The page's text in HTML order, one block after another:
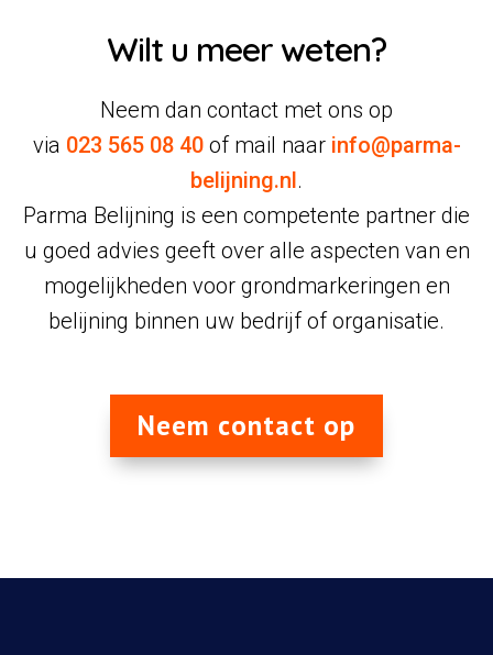
Wilt u meer weten?
Neem dan contact met ons op
via 023 565 08 40of mail naar info@parma-
belijning.nl.
Parma Belijning is een competente partner die
u goed advies geeft over alle aspecten van en
mogelijkheden voor grondmarkeringen en
belijning binnen uw bedrijf of organisatie.
Neem contact op